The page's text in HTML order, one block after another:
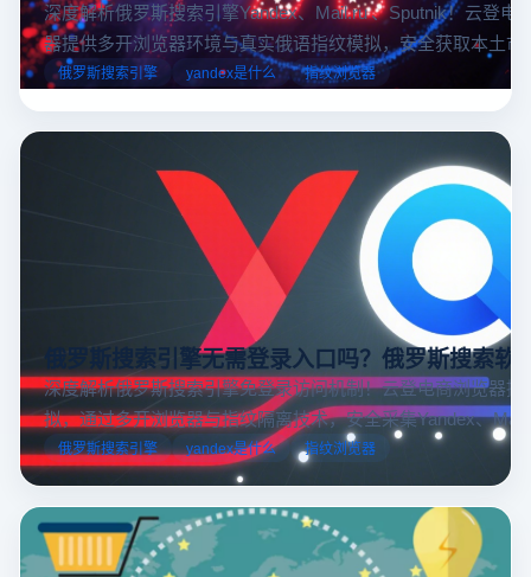
深度解析俄罗斯搜索引擎Yandex、Mail.ru 、Sputnik！云登电
器提供多开浏览器环境与真实俄语指纹模拟，安全获取本土市
据，助力跨境电商精准决策。
俄罗斯搜索引擎 yandex是什么 指纹浏览器
俄罗斯搜索引擎无需登录入口吗？俄罗斯搜索软
深度解析俄罗斯搜索引擎免登录访问机制！云登电商浏览器
拟，通过多开浏览器与指纹隔离技术，安全采集Yandex、
跨境电商本土化运营。
俄罗斯搜索引擎 yandex是什么 指纹浏览器